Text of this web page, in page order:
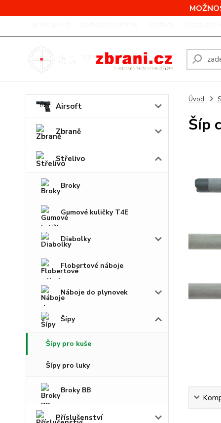
Airsoft
Zbraně
Střelivo
Broky
Gumové kuličky T4E
Diabolky
Flobertové náboje
Náboje do plynovek
Šípy
Šípy pro kuše
Šípy pro luky
Broky BB
Příslušenství
Úvod
Šíp